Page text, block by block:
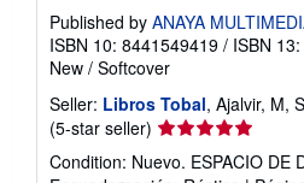
Published by ANAYA
ISBN 10: 8441549419 / ISBN
New / Softcover
Seller: Libros Tobal, Ajalvir, M,
(5-star seller) Seller
rating
5
Condition: Nuevo. ESPACIO DE